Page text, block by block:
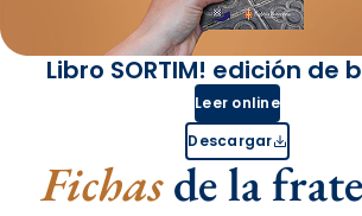
Libro SORTIM! edición de
Leer online
Descargar
Fichasde la